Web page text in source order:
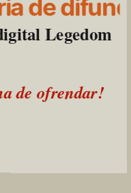
de difundir
Legedom
de ofrendar!